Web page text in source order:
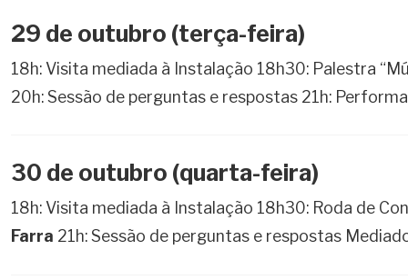
29 de outubro (terça-feira)
18h: Visita mediada à Instalação 18h30: Palestra
20h: Sessão de perguntas e respostas 21h:
30 de outubro (quarta-feira)
18h: Visita mediada à Instalação 18h30: Roda de
Farra 21h: Sessão de perguntas e respostas